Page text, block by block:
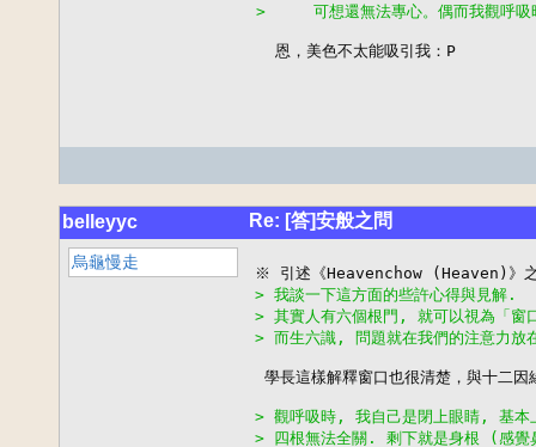
>     可想還無法專心。偶而我觀呼吸
  恩，美色不太能吸引我：P
belleyyc Re: [答]安般之問
烏龜慢走
> 我談一下這方面的些許心得與見解.
> 其實人有六個根門, 就可以視為「窗
> 而生六識, 問題就在我們的注意力放
學長這樣解釋窗口也很清楚，與十二
> 觀呼吸時, 我自己是閉上眼睛, 基本
> 四根無法全關. 剩下就是身根 (感